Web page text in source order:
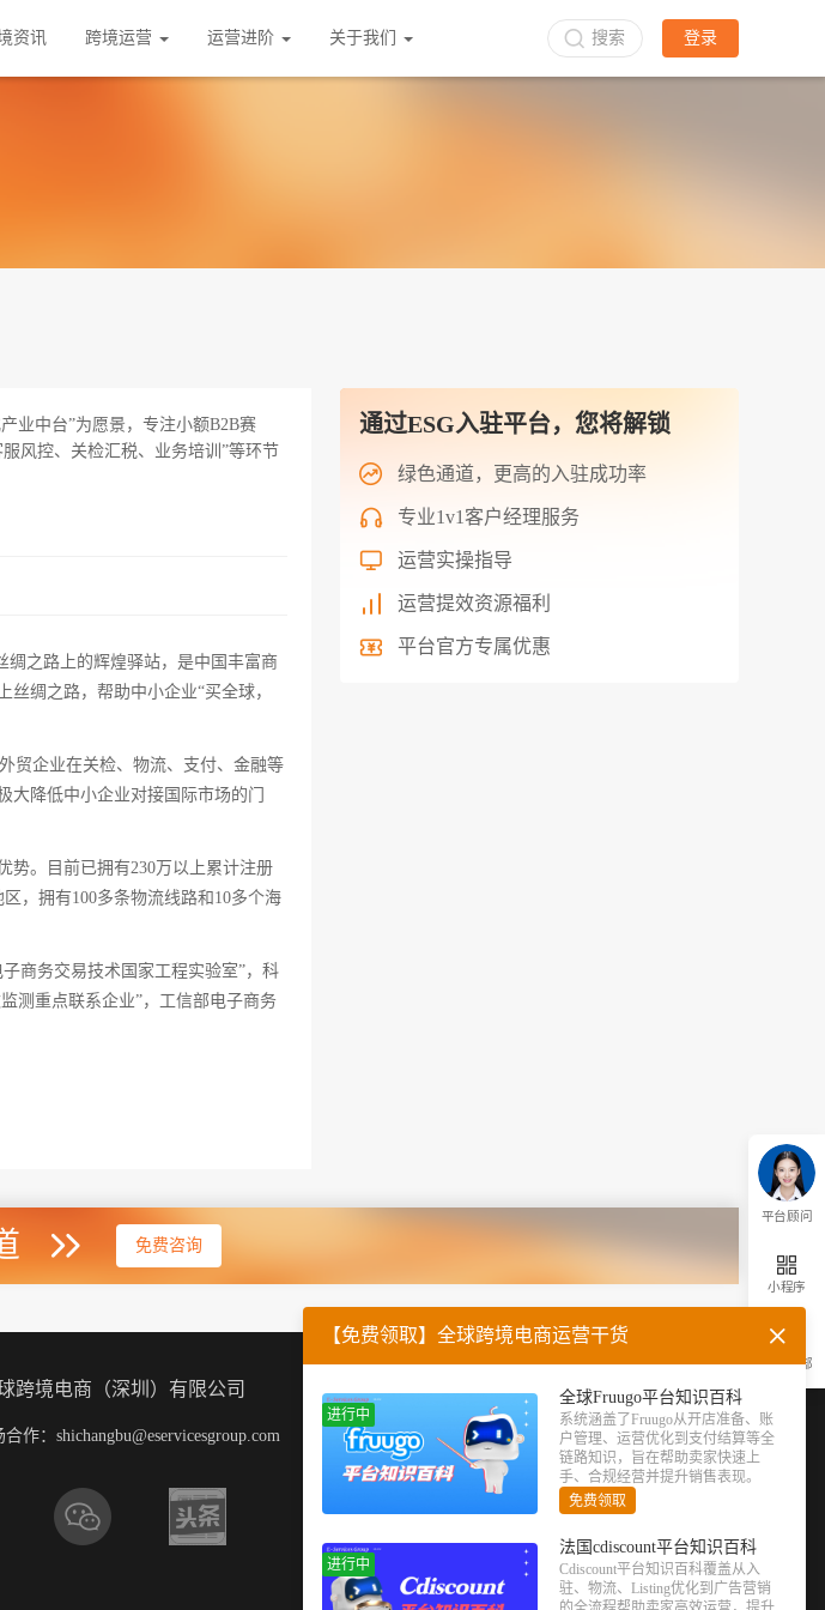
资讯 跨境运营 运营进阶 关于我们 搜索 登录
业中台”为愿景，专注小额B2B赛
风控、关检汇税、业务培训”等环节
绸之路上的辉煌驿站，是中国丰富商
绸之路，帮助中小企业“买全球，
贸企业在关检、物流、支付、金融等
降低中小企业对接国际市场的门
势。目前已拥有230万以上累计注册
，拥有100多条物流线路和10多个海
商务交易技术国家工程实验室”，科
测重点联系企业”，工信部电子商务
通过ESG入驻平台，您将解锁
绿色通道，更高的入驻成功率
专业1v1客户经理服务
运营实操指导
运营提效资源福利
平台官方专属优惠
9
2022-07-05
10 敦煌网通过行业搜索词,敦煌网搜索词追踪
免费咨询
平台顾问
小程序
返回顶部
跨境电商（深圳）有限公司
作：shichangbu@eservicesgroup.com
企业微信 官方公众号
【免费领取】全球跨境电商运营干货
进行中
全球Fruugo平台知识百科
系统涵盖了Fruugo从开店准备、账
户管理、运营优化到支付结算等全
链路知识，旨在帮助卖家快速上
手、合规经营并提升销售表现。
免费领取
进行中
法国cdiscount平台知识百科
Cdiscount平台知识百科覆盖从入
驻、物流、Listing优化到广告营销